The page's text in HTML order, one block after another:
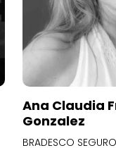
Ana Claudia
Gonzalez
BRADESCO